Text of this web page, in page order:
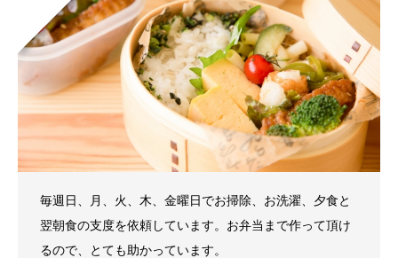
毎週日、月、火、木、金曜日でお掃除、お洗濯、夕食と
翌朝食の支度を依頼しています。お弁当まで作って頂け
るので、とても助かっています。